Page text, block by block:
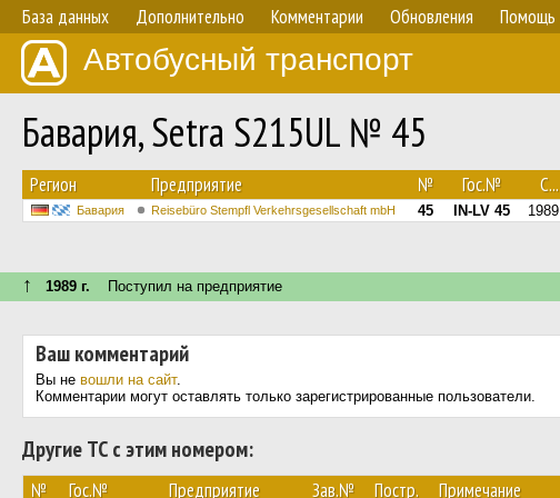
База данных Дополнительно Комментарии Обновления Помощь
Автобусный транспорт
Бавария, Setra S215UL № 45
Регион Предприятие № Гос.№ С...
Бавария Reisebüro Stempfl Verkehrsgesellschaft mbH 45 IN-LV 45 1989
↑ 1989 г. Поступил на предприятие
Ваш комментарий
Вы не вошли на сайт.
Комментарии могут оставлять только зарегистрированные пользователи.
Другие ТС с этим номером:
№ Гос.№ Предприятие Зав.№ Постр. Примечание